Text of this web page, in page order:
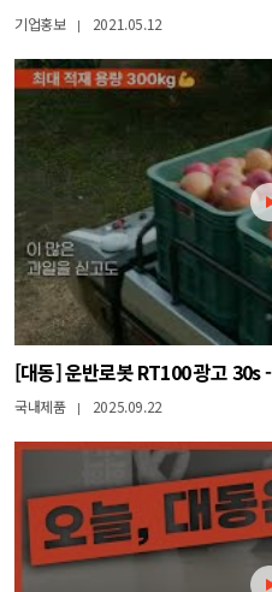
기업홍보 | 2021.05.12
[대동] 운반로봇 RT100 광고 30s
국내제품 | 2025.09.22